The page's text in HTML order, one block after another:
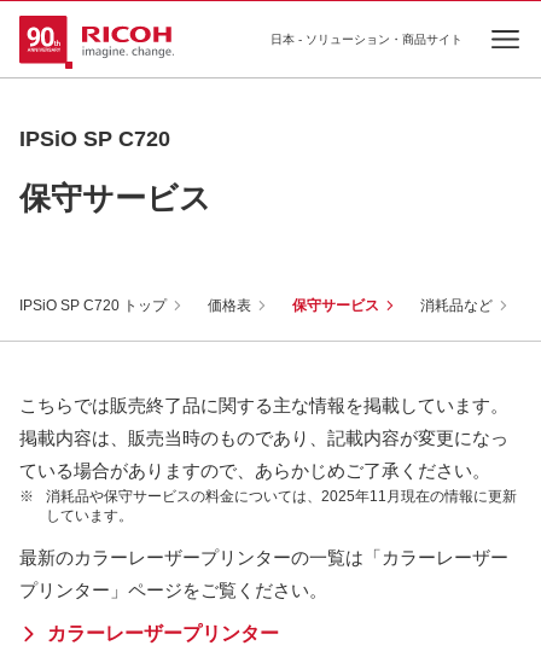
日本 - ソリューション・商品サイト
IPSiO SP C720
保守サービス
IPSiO SP C720 トップ 価格表 保守サービス 消耗品など
こちらでは販売終了品に関する主な情報を掲載しています。
掲載内容は、販売当時のものであり、記載内容が変更になっ
ている場合がありますので、あらかじめご了承ください。
※
消耗品や保守サービスの料金については、2025年11月現在の情報に更新
しています。
最新のカラーレーザープリンターの一覧は「カラーレーザー
プリンター」ページをご覧ください。
カラーレーザープリンター